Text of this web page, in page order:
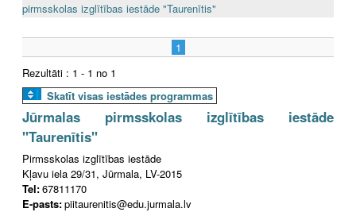
pirmsskolas izglītības iestāde "Taurenītis"
1
Rezultāti : 1 - 1 no 1
Skatīt visas iestādes programmas
Jūrmalas pirmsskolas izglītības iestāde
"Taurenītis"
Pirmsskolas izglītības iestāde
Kļavu iela 29/31, Jūrmala, LV-2015
Tel:67811170
E-pasts:piitaurenitis@edu.jurmala.lv